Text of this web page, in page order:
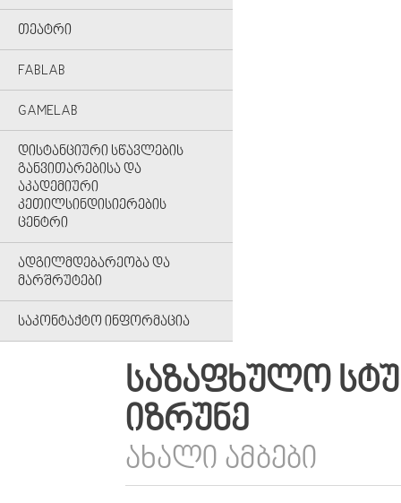
ᲗᲔᲐᲢᲠᲘ
FABLAB
GAMELAB
ᲓᲘᲡᲢᲐᲜᲪᲘᲣᲠᲘ ᲡᲬᲐᲕᲚᲔᲑᲘᲡ
ᲒᲐᲜᲕᲘᲗᲐᲠᲔᲑᲘᲡᲐ ᲓᲐ
ᲐᲙᲐᲓᲔᲛᲘᲣᲠᲘ
ᲙᲔᲗᲘᲚᲡᲘᲜᲓᲘᲡᲘᲔᲠᲔᲑᲘᲡ
ᲪᲔᲜᲢᲠᲘ
ᲐᲓᲒᲘᲚᲛᲓᲔᲑᲐᲠᲔᲝᲑᲐ ᲓᲐ
ᲛᲐᲠᲨᲠᲣᲢᲔᲑᲘ
ᲡᲐᲙᲝᲜᲢᲐᲥᲢᲝ ᲘᲜᲤᲝᲠᲛᲐᲪᲘᲐ
ᲡᲐᲖᲐᲤᲮᲣᲚᲝ
ᲘᲖᲠᲣᲜᲔ
ᲐᲮᲐᲚᲘ ᲐᲛᲑᲔᲑᲘ